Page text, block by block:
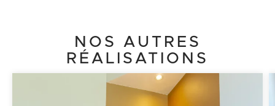
NOS AUTRES
RÉALISATIONS
Cliquez ici